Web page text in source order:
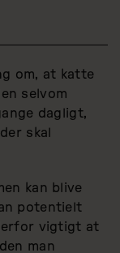
om, at katte
selvom
dagligt,
skal
kan blive
potentielt
vigtigt at
man